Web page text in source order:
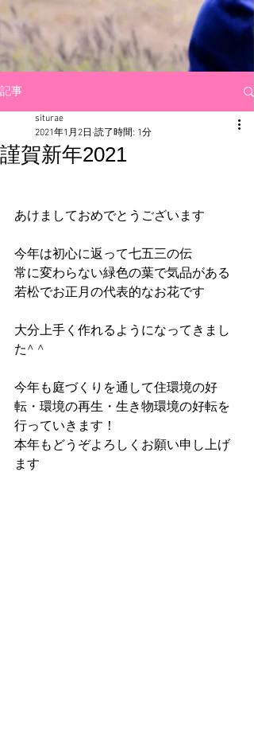
記事
謹賀新年2021
siturae
2021年1月2日 読了時間: 1分
あけましておめでとうございます
今年は初心に返って七五三の伝
常に変わらない緑色の葉で気品がある
若松でお正月の代表的なお花です
大分上手く作れるようになってきまし
た^ ^
今年も庭づくりを通して住環境の好
転・環境の再生・生き物環境の好転を
行っていきます！
本年もどうぞよろしくお願い申し上げ
ます